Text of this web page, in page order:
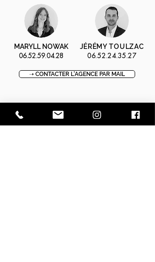
MARYLL NOWAK
06.52.59.04.28
JÉRÉMY TOULZAC
06.52.24.35.27
➝ CONTACTER L'AGENCE PAR MAIL
⚑ OBTENIR L'ADRESSE EXACTE